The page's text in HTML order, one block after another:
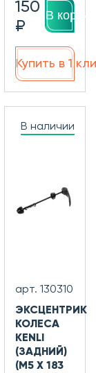
150
₽
В
Купить в 1
В наличии
арт. 130310
ЭКСЦЕНТРИК
КОЛЕСА
KENLI
(ЗАДНИЙ)
(М5 X 183